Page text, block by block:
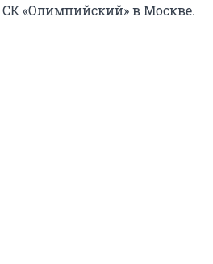
СК «Олимпийский» в Москве.